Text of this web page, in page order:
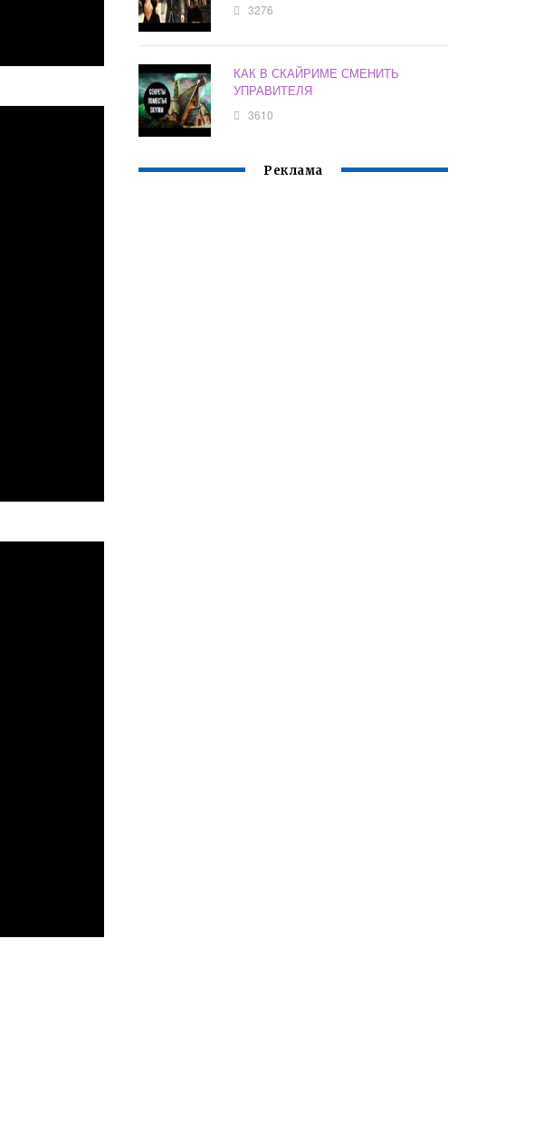
3276
КАК В СКАЙРИМЕ СМЕНИТЬ
УПРАВИТЕЛЯ
3610
Реклама